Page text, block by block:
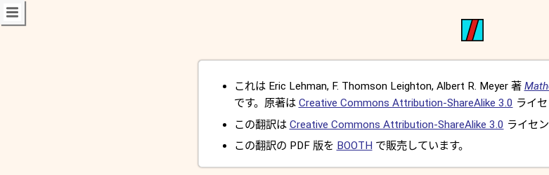
これは Eric Lehman, F. Thomson Leighton, Albert R. Meyer 著
です。原著は Creative Commons Attribution-ShareAlike 3.0 ライ
この翻訳は Creative Commons Attribution-ShareAlike 3.0 ライセ
この翻訳の PDF 版を BOOTH で販売しています。